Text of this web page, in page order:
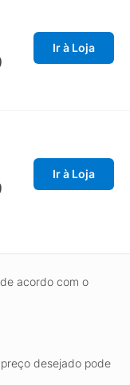
Ir à Loja
Ir à Loja
acordo com o
desejado pode